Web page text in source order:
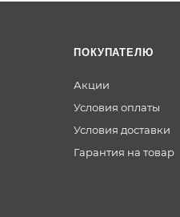
ПОКУПАТЕЛЮ
Акции
Условия оплаты
Условия доставки
Гарантия на товар